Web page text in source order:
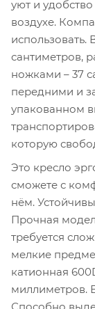
уют и
воздухе.
использовать.
сантиметров,
ножками – 37
передними и
упакованном
которую
Это кресло
сможете с
нём.
Прочная
требуется
мелкие
катионная
миллиметров.